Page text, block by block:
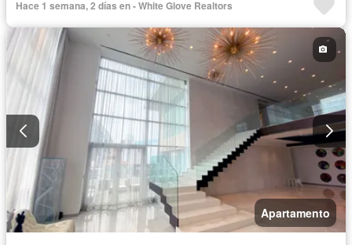
Hace 1 semana, 2 días en - White Glove Realtors
Apartamento